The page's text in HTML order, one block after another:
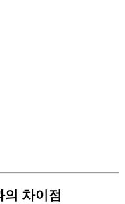
차이점